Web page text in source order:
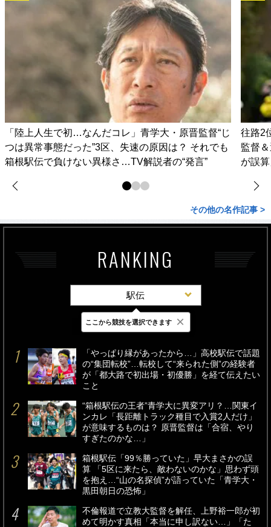
「陸上人生で初…なんだコレ」青学大・原晋監督“じ
つは異常事態だった”3区、失速の原因は？ それでも
箱根駅伝で負けない異様さ…TV解説者の“発言”
往路2
監督
が誤
その他の名作記事 >
RANKING
駅伝
最新 24時間 週間
「やっぱり縁があったから…」高校駅伝で話題
の“集団転校”…転校して“来られた側”の経験者
が「都大路で初出場・初優勝」を経て伝えたい
こと
“箱根駅伝の王者”青学大に異変アリ？…関東イ
ンカレ「長距離トラック種目で入賞2人だけ」
が意味するものは？ 原晋監督は「合宿、やり
すぎたのかな…」
箱根駅伝「99％勝っていた」早大まさかの誤
算 「5区に来たら、敵わないのかな」思わず頭
を抱え…“山の名探偵”が語っていた「青学大・
黒田朝日の恐怖」
不倫報道で立教大監督を解任、上野裕一郎が初
めて明かす真相「本当に申し訳ない…」「た
ここから競技を選択できます ×